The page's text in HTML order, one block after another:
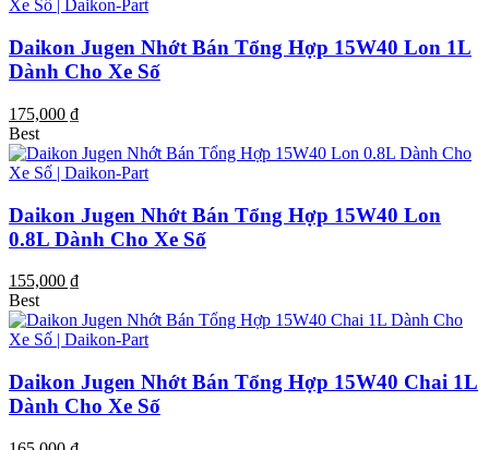
Daikon Jugen Nhớt Bán Tổng Hợp 15W40 Lon 1L
Dành Cho Xe Số
175,000 ₫
Best
Daikon Jugen Nhớt Bán Tổng Hợp 15W40 Lon
0.8L Dành Cho Xe Số
155,000 ₫
Best
Daikon Jugen Nhớt Bán Tổng Hợp 15W40 Chai 1L
Dành Cho Xe Số